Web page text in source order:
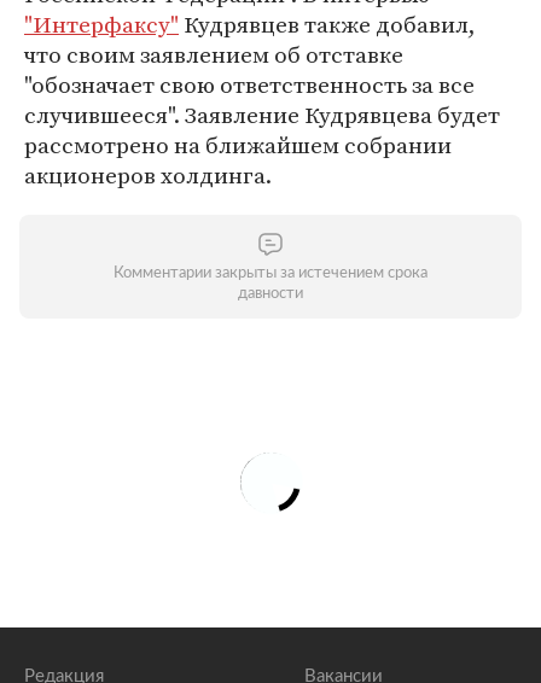
"Интерфаксу" Кудрявцев также добавил,
что своим заявлением об отставке
"обозначает свою ответственность за все
случившееся". Заявление Кудрявцева будет
рассмотрено на ближайшем собрании
акционеров холдинга.
Комментарии закрыты за истечением срока
давности
Редакция Вакансии